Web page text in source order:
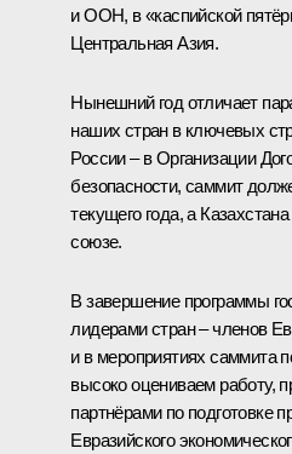
и ООН, в «каспийской
Центральная Азия.
Нынешний год отличает
наших стран в ключевых
России – в Организации
безопасности, саммит
текущего года, а
союзе.
В завершение программы
лидерами стран – членов
и в мероприятиях
высоко оцениваем работу,
партнёрами по подготовке
Евразийского